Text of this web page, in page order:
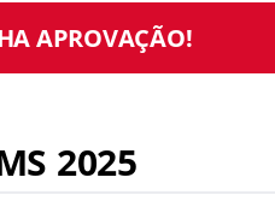
APROVAÇÃO!
2025